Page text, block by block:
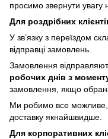
просимо звернути увагу
Для роздрібних
У зв’язку з переїздом
відправці замовлень.
Замовлення
робочих днів з
замовлення, якщо
Ми робимо все
доставку якнайшвидше.
Для корпоративних